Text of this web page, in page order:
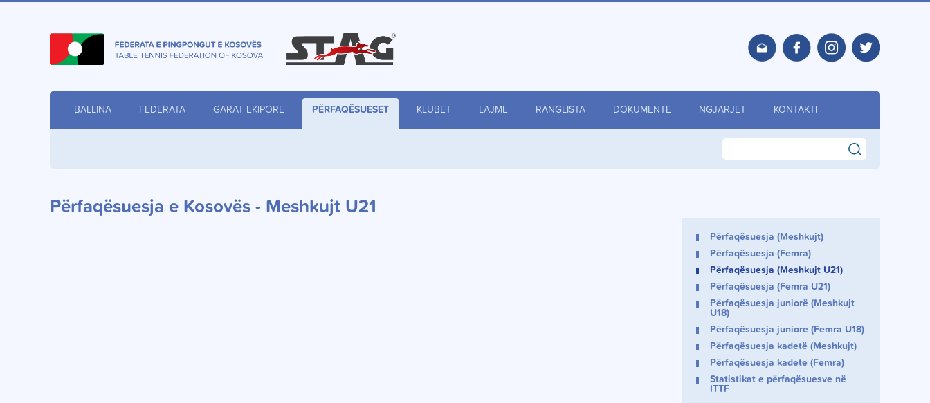
BALLINA FEDERATA GARAT EKIPORE PËRFAQËSUESET KLUBET LAJME RANGLISTA DOKUMENTE NGJARJET KONTAKTI
search
Përfaqësuesja e Kosovës - Meshkujt U21
Përfaqësuesja (Meshkujt)
Përfaqësuesja (Femra)
Përfaqësuesja (Meshkujt U21)
Përfaqësuesja (Femra U21)
Përfaqësuesja juniorë (Meshkujt
U18)
Përfaqësuesja juniore (Femra U18)
Përfaqësuesja kadetë (Meshkujt)
Përfaqësuesja kadete (Femra)
Statistikat e përfaqësuesve në
ITTF